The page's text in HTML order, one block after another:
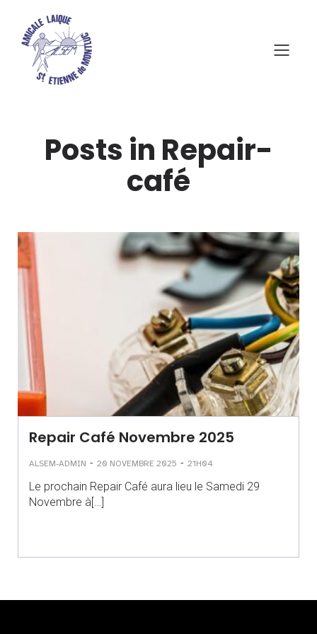
Posts in Repair-
café
Repair Café Novembre 2025
ALSEM-ADMIN - 20 NOVEMBRE 2025 - 21H04
Le prochain Repair Café aura lieu le Samedi 29
Novembre à[…]